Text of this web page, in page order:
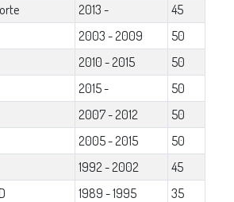
2013 -
45
2003 - 2009
50
2010 - 2015
50
2015 -
50
2007 - 2012
50
2005 - 2015
50
1992 - 2002
45
1989 - 1995
35